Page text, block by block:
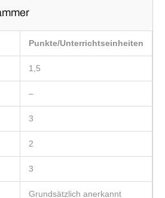
Punkte/Unterrichtseinheiten
1,5
–
3
2
3
Grundsätzlich anerkannt